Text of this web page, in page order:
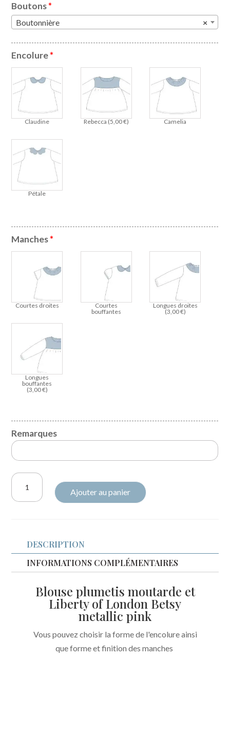
Boutons*
×
Boutonnière
Encolure*
Claudine Rebecca (5,00€) Camelia
Pétale
Manches*
Courtes droites
Courtes
bouffantes
Longues droites
(3,00€)
Longues
bouffantes
(3,00€)
Remarques
quantité
Liberty
London
Ajouter au panier
DESCRIPTION
INFORMATIONS COMPLÉMENTAIRES
Blouse plumetis moutarde et
Liberty of London Betsy
metallic pink
Vous pouvez choisir la forme de l'encolure ainsi
que forme et finition des manches